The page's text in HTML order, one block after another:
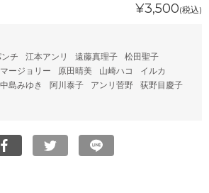
¥3,500(税込)
チ 江本アンリ 遠藤真理子
松田聖子
マージョリー 原田晴美 山崎ハコ
イルカ
中島みゆき 阿川泰子 アンリ菅野
荻野目慶子